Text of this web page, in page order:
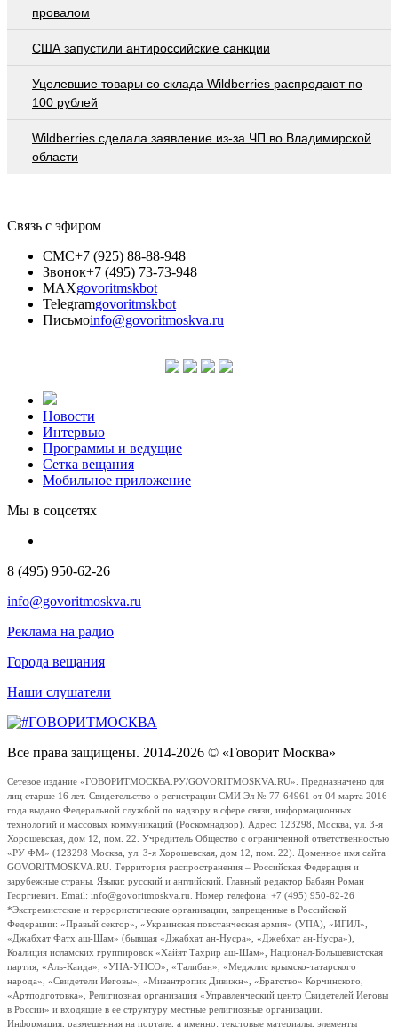
провалом
США запустили антироссийские санкции
Уцелевшие товары со склада Wildberries распродают по
100 рублей
Wildberries cделала заявление из-за ЧП во Владимирской
области
Связь с эфиром
СМС+7 (925) 88-88-948
Звонок+7 (495) 73-73-948
MAXgovoritmskbot
Telegramgovoritmskbot
Письмоinfo@govoritmoskva.ru
Новости
Интервью
Программы и ведущие
Сетка вещания
Мобильное приложение
Мы в соцсетях
8 (495) 950-62-26
info@govoritmoskva.ru
Реклама на радио
Города вещания
Наши слушатели
Все права защищены. 2014-2026 © «Говорит Москва»
Сетевое издание «ГОВОРИТМОСКВА.РУ/GOVORITMOSKVA.RU». Предназначено для
лиц старше 16 лет. Свидетельство о регистрации СМИ Эл № 77-64961 от 04 марта 2016
года выдано Федеральной службой по надзору в сфере связи, информационных
технологий и массовых коммуникаций (Роскомнадзор). Адрес: 123298, Москва, ул. 3-я
Хорошевская, дом 12, пом. 22. Учредитель Общество с ограниченной ответственностью
«РУ ФМ» (123298 Москва, ул. 3-я Хорошевская, дом 12, пом. 22). Доменное имя сайта
GOVORITMOSKVA.RU. Территория распространения – Российская Федерация и
зарубежные страны. Языки: русский и английский. Главный редактор Бабаян Роман
Георгиевич. Email: info@govoritmoskva.ru. Номер телефона: +7 (495) 950-62-26
*Экстремистские и террористические организации, запрещенные в Российской
Федерации: «Правый сектор», «Украинская повстанческая армия» (УПА), «ИГИЛ»,
«Джабхат Фатх аш-Шам» (бывшая «Джабхат ан-Нусра», «Джебхат ан-Нусра»),
Коалиция исламских группировок «Хайят Тахрир аш-Шам», Национал-Большевистская
партия, «Аль-Каида», «УНА-УНСО», «Талибан», «Меджлис крымско-татарского
народа», «Свидетели Иеговы», «Мизантропик Дивижн», «Братство» Корчинского,
«Артподготовка», Религиозная организация «Управленческий центр Свидетелей Иеговы
в России» и входящие в ее структуру местные религиозные организации.
Информация, размещенная на портале, а именно: текстовые материалы, элементы